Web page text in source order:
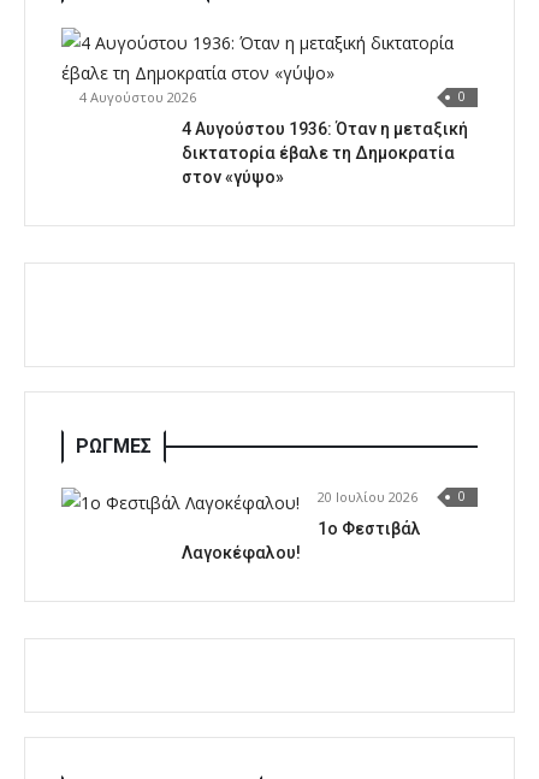
4 Αυγούστου 2026 0
4 Αυγούστου 1936: Όταν η μεταξική
δικτατορία έβαλε τη Δημοκρατία
στον «γύψο»
ΡΩΓΜΕΣ
20 Ιουλίου 2026 0
1o Φεστιβάλ
Λαγοκέφαλου!